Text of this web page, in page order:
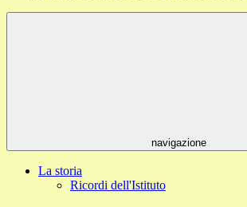
navigazione
La storia
Ricordi dell'Istituto